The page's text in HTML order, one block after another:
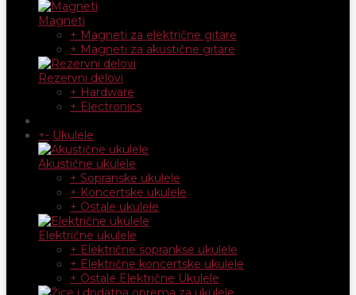
Magneti
+ Magneti za električne gitare
+ Magneti za akustične gitare
Rezervni delovi
+ Hardware
+ Electronics
+- Ukulele
Akustične ukulele
+ Sopranske ukulele
+ Koncertske ukulele
+ Ostale ukulele
Električne ukulele
+ Električne soprankse ukulele
+ Električne koncertske ukulele
+ Ostale Električne Ukulele